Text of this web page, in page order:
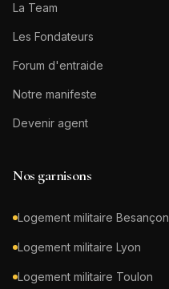
La Team
Les Fondateurs
Forum d'entraide
Notre manifeste
Devenir agent
Nos garnisons
Logement militaire Besançon
Logement militaire Lyon
Logement militaire Toulon